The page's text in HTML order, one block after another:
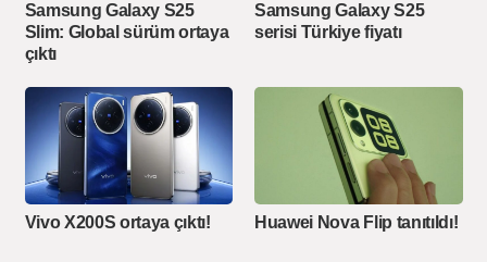
Samsung Galaxy S25
Slim: Global sürüm ortaya
çıktı
Samsung Galaxy S25
serisi Türkiye fiyatı
Vivo X200S ortaya çıktı! Huawei Nova Flip tanıtıldı!